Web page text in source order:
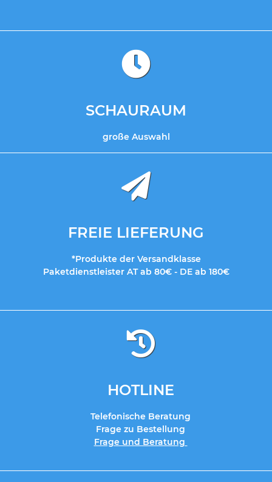
SCHAURAUM
große Auswahl
FREIE LIEFERUNG
*Produkte der Versandklasse
Paketdienstleister AT ab 80€ - DE ab 180€
HOTLINE
Telefonische Beratung
Frage zu Bestellung
Frage und Beratung